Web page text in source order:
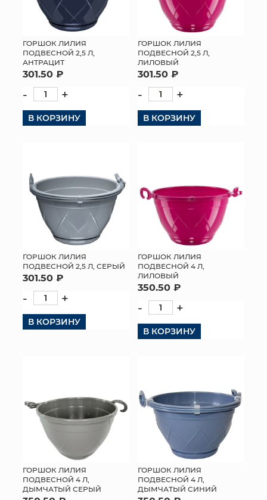
ГОРШОК ЛИЛИЯ
ПОДВЕСНОЙ 2,5 Л,
АНТРАЦИТ
301.50 ₽
- +
В КОРЗИНУ
ГОРШОК ЛИЛИЯ
ПОДВЕСНОЙ 2,5 Л,
ЛИЛОВЫЙ
301.50 ₽
- +
В КОРЗИНУ
ГОРШОК ЛИЛИЯ
ПОДВЕСНОЙ 2,5 Л, СЕРЫЙ
301.50 ₽
- +
В КОРЗИНУ
ГОРШОК ЛИЛИЯ
ПОДВЕСНОЙ 4 Л,
ЛИЛОВЫЙ
350.50 ₽
- +
В КОРЗИНУ
ГОРШОК ЛИЛИЯ
ПОДВЕСНОЙ 4 Л,
ДЫМЧАТЫЙ СЕРЫЙ
ГОРШОК ЛИЛИЯ
ПОДВЕСНОЙ 4 Л,
ДЫМЧАТЫЙ СИНИЙ